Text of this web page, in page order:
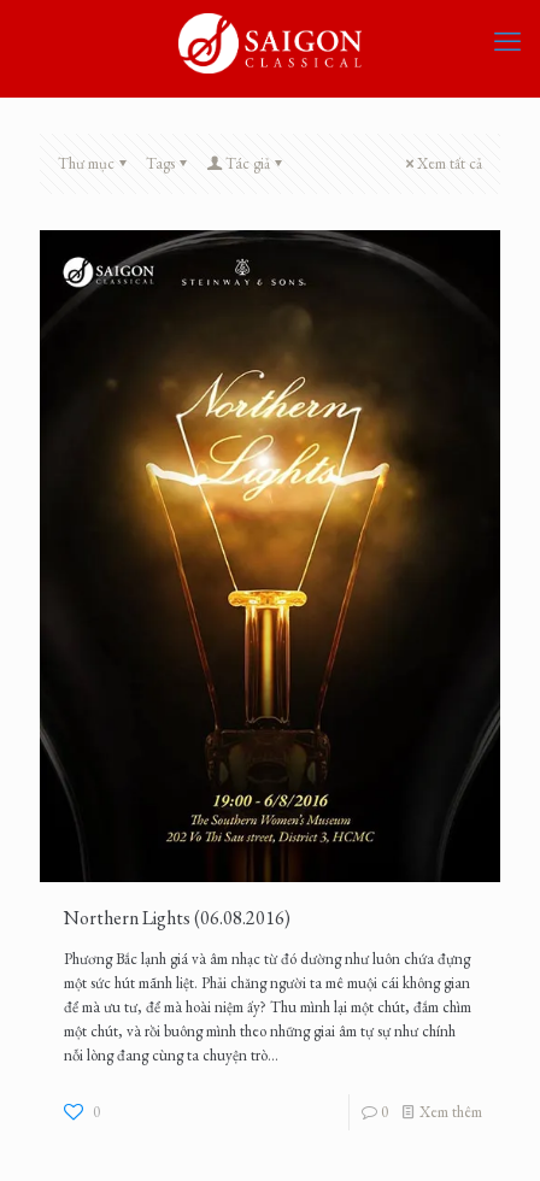
Thư mục Tags Tác giả Xem tất cả
Northern Lights (06.08.2016)
Phương Bắc lạnh giá và âm nhạc từ đó dường như luôn chứa đựng
một sức hút mãnh liệt. Phải chăng người ta mê muội cái không gian
để mà ưu tư, để mà hoài niệm ấy? Thu mình lại một chút, đắm chìm
một chút, và rồi buông mình theo những giai âm tự sự như chính
nỗi lòng đang cùng ta chuyện trò...
0 0 Xem thêm